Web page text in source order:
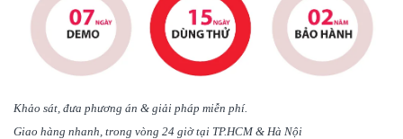
Khảo sát, đưa phương án & giải pháp miễn phí.
Giao hàng nhanh, trong vòng 24 giờ tại TP.HCM & Hà Nội